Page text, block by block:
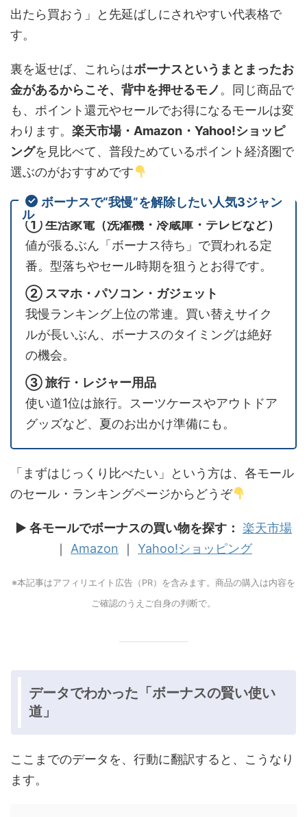
出たら買おう」と先延ばしにされやすい代表格で
す。
裏を返せば、これらはボーナスというまとまったお
金があるからこそ、背中を押せるモノ 。同じ商品で
も、ポイント還元やセールでお得になるモールは変
わります。 楽天市場・Amazon・Yahoo!ショッピ
ングを見比べて、普段ためているポイント経済圏で
選ぶのがおすすめです
ボーナスで“我慢”を解除したい人気3ジャン
ル
① 生活家電（洗濯機・冷蔵庫・テレビなど）
値が張るぶん「ボーナス待ち」で買われる定
番。型落ちやセール時期を狙うとお得です。
② スマホ・パソコン・ガジェット
我慢ランキング上位の常連。買い替えサイク
ルが長いぶん、ボーナスのタイミングは絶好
の機会。
③ 旅行・レジャー用品
使い道1位は旅行。スーツケースやアウトドア
グッズなど、夏のお出かけ準備にも。
「まずはじっくり比べたい」という方は、各モール
のセール・ランキングページからどうぞ
▶ 各モールでボーナスの買い物を探す： 楽天市場
｜ Amazon ｜ Yahoo!ショッピング
※本記事はアフィリエイト広告（PR）を含みます。商品の購入は内容を
ご確認のうえご自身の判断で。
データでわかった「ボーナスの賢い使い
道」
ここまでのデータを、行動に翻訳すると、こうなり
ます。